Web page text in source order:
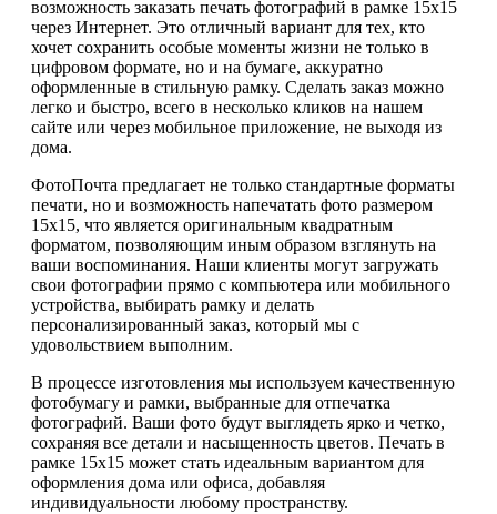
возможность заказать печать фотографий в рамке 15х15
через Интернет. Это отличный вариант для тех, кто
хочет сохранить особые моменты жизни не только в
цифровом формате, но и на бумаге, аккуратно
оформленные в стильную рамку. Сделать заказ можно
легко и быстро, всего в несколько кликов на нашем
сайте или через мобильное приложение, не выходя из
дома.
ФотоПочта предлагает не только стандартные форматы
печати, но и возможность напечатать фото размером
15х15, что является оригинальным квадратным
форматом, позволяющим иным образом взглянуть на
ваши воспоминания. Наши клиенты могут загружать
свои фотографии прямо с компьютера или мобильного
устройства, выбирать рамку и делать
персонализированный заказ, который мы с
удовольствием выполним.
В процессе изготовления мы используем качественную
фотобумагу и рамки, выбранные для отпечатка
фотографий. Ваши фото будут выглядеть ярко и четко,
сохраняя все детали и насыщенность цветов. Печать в
рамке 15х15 может стать идеальным вариантом для
оформления дома или офиса, добавляя
индивидуальности любому пространству.